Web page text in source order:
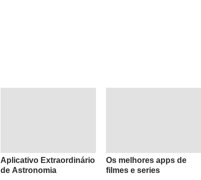
Aplicativo Extraordinário
de Astronomia
Os melhores apps de
filmes e series